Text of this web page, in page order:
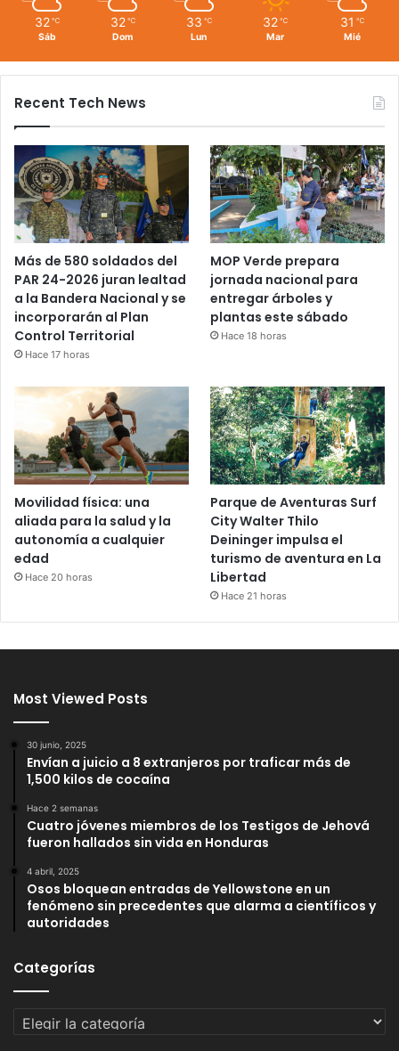
32 ℃
Sáb
32 ℃
Dom
33 ℃
Lun
32 ℃
Mar
31 ℃
Mié
Recent Tech News
Más de 580 soldados del
PAR 24-2026 juran lealtad
a la Bandera Nacional y se
incorporarán al Plan
Control Territorial
Hace 17 horas
MOP Verde prepara
jornada nacional para
entregar árboles y
plantas este sábado
Hace 18 horas
Movilidad física: una
aliada para la salud y la
autonomía a cualquier
edad
Hace 20 horas
Parque de Aventuras Surf
City Walter Thilo
Deininger impulsa el
turismo de aventura en La
Libertad
Hace 21 horas
Most Viewed Posts
30 junio, 2025
Envían a juicio a 8 extranjeros por traficar más de
1,500 kilos de cocaína
Hace 2 semanas
Cuatro jóvenes miembros de los Testigos de Jehová
fueron hallados sin vida en Honduras
4 abril, 2025
Osos bloquean entradas de Yellowstone en un
fenómeno sin precedentes que alarma a científicos y
autoridades
Categorías
Categorías